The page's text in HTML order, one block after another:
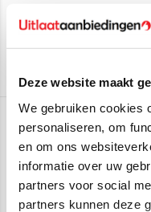
Deze website maakt
We gebruiken cookies
personaliseren, om
en om ons
informatie over uw
partners voor social
partners kunnen deze
Fiat Bravo II 1.4i 16_V
Edex
Gerelateerde